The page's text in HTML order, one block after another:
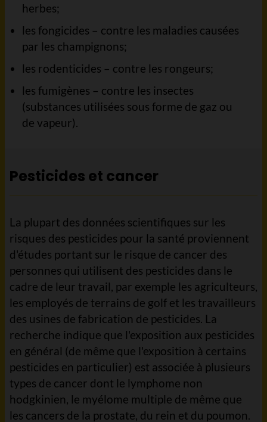
herbes;
les fongicides – contre les maladies causées
par les champignons;
les rodenticides – contre les rongeurs;
les fumigènes – contre les insectes
(substances utilisées sous forme de gaz ou
de vapeur).
Pesticides et cancer
La plupart des données scientifiques sur les
risques des pesticides pour la santé proviennent
d'études portant sur le risque de cancer des
personnes qui utilisent des pesticides dans le
cadre de leur travail, par exemple les agriculteurs,
les employés de terrains de golf et les travailleurs
des usines de fabrication de pesticides. La
recherche indique que l'exposition aux pesticides
en général (de même que l'exposition à certains
pesticides en particulier) est associée à plusieurs
types de cancer dont le lymphome non
hodgkinien, le myélome multiple de même que
les cancers de la prostate, du rein et du poumon.